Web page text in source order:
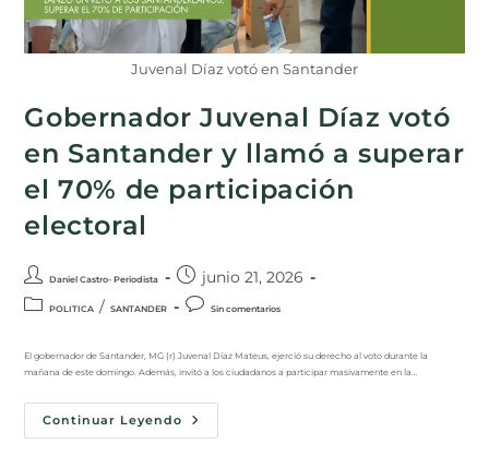
Juvenal Díaz votó en Santander
Gobernador Juvenal Díaz votó
en Santander y llamó a superar
el 70% de participación
electoral
Daniel Castro- Periodista junio 21, 2026
POLITICA / SANTANDER Sin comentarios
El gobernador de Santander, MG (r) Juvenal Díaz Mateus, ejerció su derecho al voto durante la
mañana de este domingo. Además, invitó a los ciudadanos a participar masivamente en la…
Continuar Leyendo